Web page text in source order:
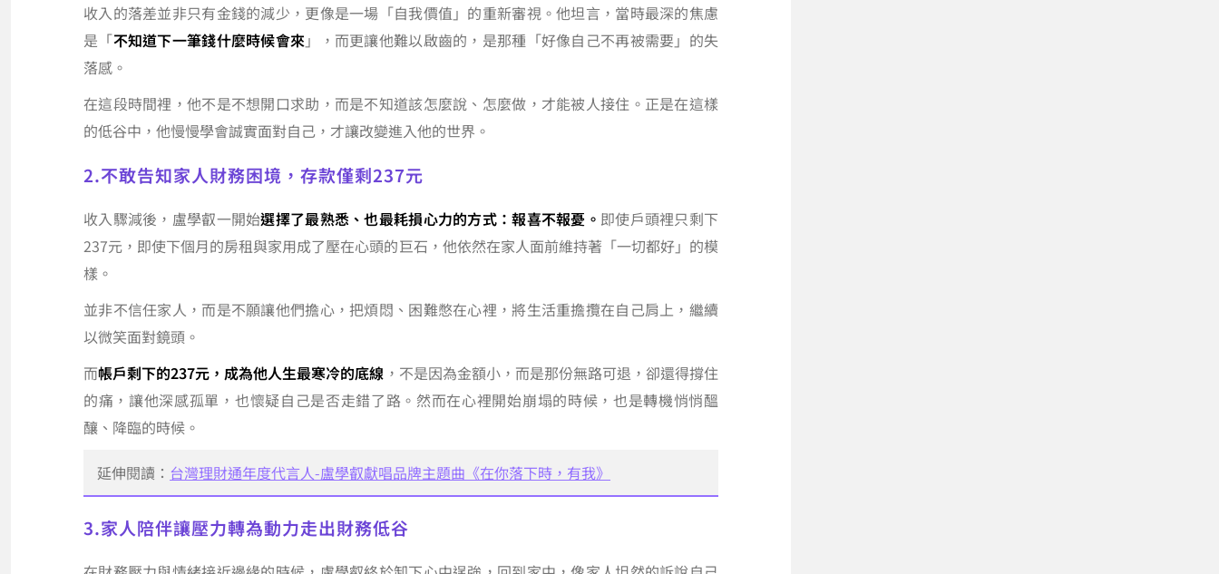
收入的落差並非只有金錢的減少，更像是一場「自我價值」的重新審視。他坦言，當時最深的焦慮
是「不知道下一筆錢什麼時候會來 」，而更讓他難以啟齒的，是那種「好像自己不再被需要」的失
落感。
在這段時間裡，他不是不想開口求助，而是不知道該怎麼說、怎麼做，才能被人接住。正是在這樣
的低谷中，他慢慢學會誠實面對自己，才讓改變進入他的世界。
2.不敢告知家人財務困境，存款僅剩237元
收入驟減後，盧學叡一開始選擇了最熟悉、也最耗損心力的方式：報喜不報憂。 即使戶頭裡只剩下
237元，即使下個月的房租與家用成了壓在心頭的巨石，他依然在家人面前維持著「一切都好」的模
樣。
並非不信任家人，而是不願讓他們擔心，把煩悶、困難憋在心裡，將生活重擔攬在自己肩上，繼續
以微笑面對鏡頭。
而帳戶剩下的237元，成為他人生最寒冷的底線 ，不是因為金額小，而是那份無路可退，卻還得撐住
的痛，讓他深感孤單，也懷疑自己是否走錯了路。然而在心裡開始崩塌的時候，也是轉機悄悄醞
釀、降臨的時候。
延伸閱讀： 台灣理財通年度代言人-盧學叡獻唱品牌主題曲《在你落下時，有我》
3.家人陪伴讓壓力轉為動力走出財務低谷